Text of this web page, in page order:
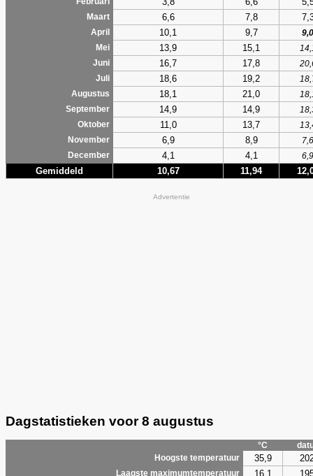
Maart 6,6 7,8
April 10,1 9,7
9,0
Mei
13,9 15,1
Juni
16,7 17,8
Juli
18,6 19,2
Augustus
18,1 21,0
September
14,9 14,9
Oktober
11,0 13,7
November
6,9 8,9
7,6
December
4,1 4,1 6,9
Gemiddeld 10,67 11,94
Advertentie
Dagstatistieken voor 8 augustus
°C
Hoogste temperatuur
35,9
Laagste maximumtemperatuur 16,1